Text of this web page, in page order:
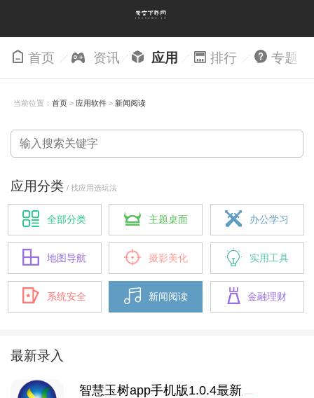
首页 资讯 应用 排行 专题
当前位置： 首页> 应用软件> 新闻阅读
应用分类 / 找应用选玩法
全部分类 主题桌面 办公学习
地图导航 摄影美化 实用工具
系统安全 新闻阅读 金融理财
最新录入
智慧玉树app手机版1.0.4最新版